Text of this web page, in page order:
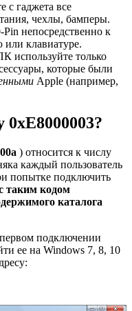
с гаджета все
чехлы, бамперы.
непосредственно к
или клавиатуре.
используйте только
которые были
Apple (например,
) относится к числу
каждый пользователь
попытке подключить
таким кодом
каталога
подключении
ее на Windows 7, 8, 10